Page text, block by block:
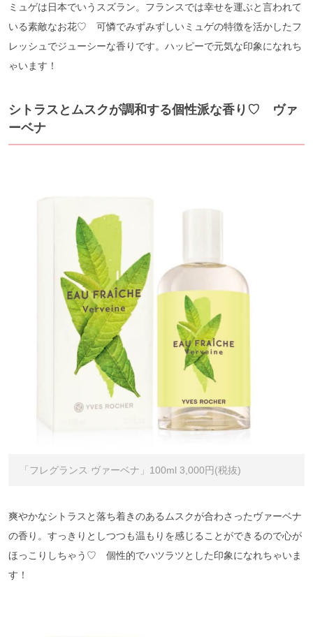
ミュゲは日本でいうスズラン。フランスでは幸せを運ぶと言われて
いる素敵なお花♡ 可憐でみずみずしいミュゲの特徴を活かしたフ
レッシュでジューシーな香りです。ハッピーで元気な印象になれち
ゃいます！
シトラスとムスクが調和する個性派な香り♡ ヴァ
ーベナ
「フレグランス ヴァーベナ」100ml 3,000円(税抜)
爽やかなシトラスと落ち着きのあるムスクが合わさったヴァーベナ
の香り。すっきりとしつつも温もりを感じることができるので心が
ほっこりしちゃう♡ 個性的でハツラツとした印象になれちゃいま
す！